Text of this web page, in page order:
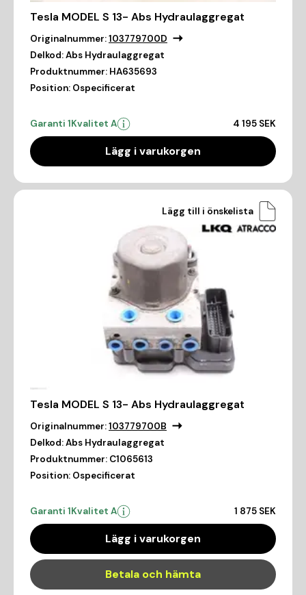
Tesla MODEL S 13- Abs Hydraulaggregat
Originalnummer:103779700D
Delkod:Abs Hydraulaggregat
Produktnummer: HA635693
Position: Ospecificerat
Garanti 1Kvalitet A 4 195 SEK
Lägg i varukorgen
Lägg till i önskelista
Tesla MODEL S 13- Abs Hydraulaggregat
Originalnummer:103779700B
Delkod:Abs Hydraulaggregat
Produktnummer: C1065613
Position: Ospecificerat
Garanti 1Kvalitet A 1 875 SEK
Lägg i varukorgen
Betala och hämta